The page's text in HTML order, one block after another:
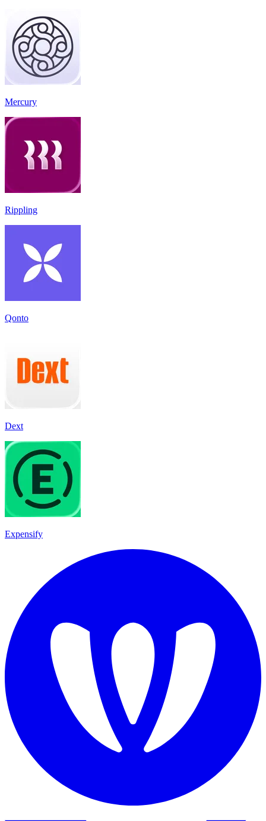
Mercury
Rippling
Qonto
Dext
Expensify